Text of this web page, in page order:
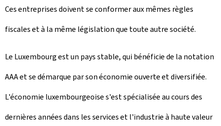
Ces entreprises doivent se conformer aux mêmes règles
fiscales et à la même législation que toute autre société.
Le Luxembourg est un pays stable, qui bénéficie de la notation
AAA et se démarque par son économie ouverte et diversifiée.
L'économie luxembourgeoise s'est spécialisée au cours des
dernières années dans les services et l'industrie à haute valeur